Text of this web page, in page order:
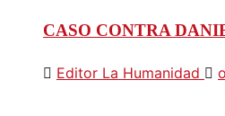
CASO CONTRA
Editor La Humanidad